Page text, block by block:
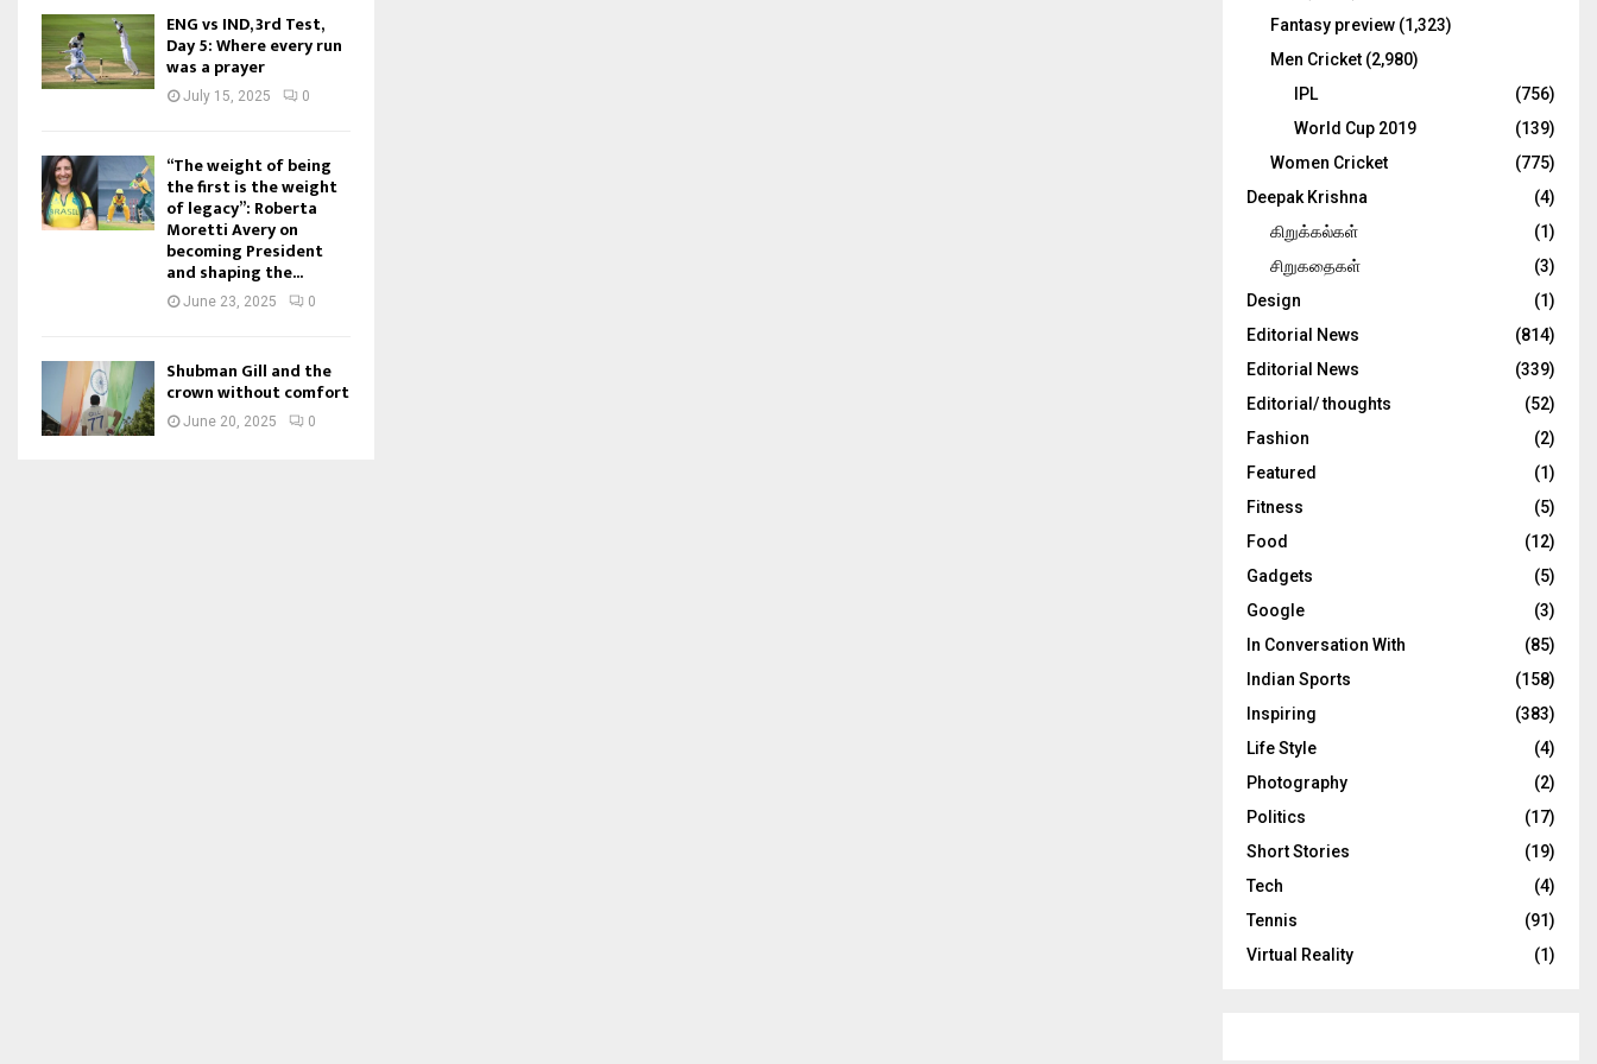
ENG vs IND, 3rd Test,
Day 5: Where every run
was a prayer
July 15, 2025 0
“The weight of being
the first is the weight
of legacy”: Roberta
Moretti Avery on
becoming President
and shaping the...
June 23, 2025 0
Shubman Gill and the
crown without comfort
June 20, 2025 0
Fantasy preview (1,323)
Men Cricket (2,980)
IPL
(756)
World Cup 2019
(139)
Women Cricket
(775)
Deepak Krishna
(4)
கிறுக்கல்கள்
(1)
சிறுகதைகள்
(3)
Design
(1)
Editorial News
(814)
Editorial News
(339)
Editorial/ thoughts
(52)
Fashion
(2)
Featured
(1)
Fitness
(5)
Food
(12)
Gadgets
(5)
Google
(3)
In Conversation With
(85)
Indian Sports
(158)
Inspiring
(383)
Life Style
(4)
Photography
(2)
Politics
(17)
Short Stories
(19)
Tech
(4)
Tennis
(91)
Virtual Reality
(1)